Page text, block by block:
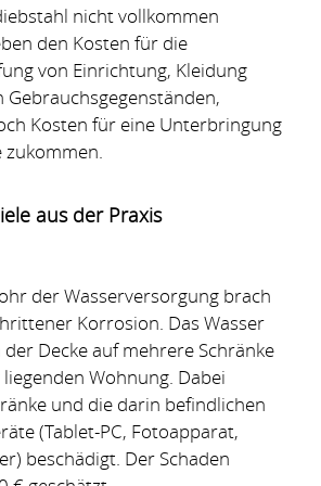
nicht vollkommen
den Kosten für die
von Einrichtung, Kleidung
Gebrauchsgegenständen,
Kosten für eine Unterbringung
zukommen.
aus der Praxis
der Wasserversorgung brach
Korrosion. Das Wasser
Decke auf mehrere Schränke
Wohnung. Dabei
und die darin befindlichen
(Tablet-PC, Fotoapparat,
beschädigt. Der Schaden